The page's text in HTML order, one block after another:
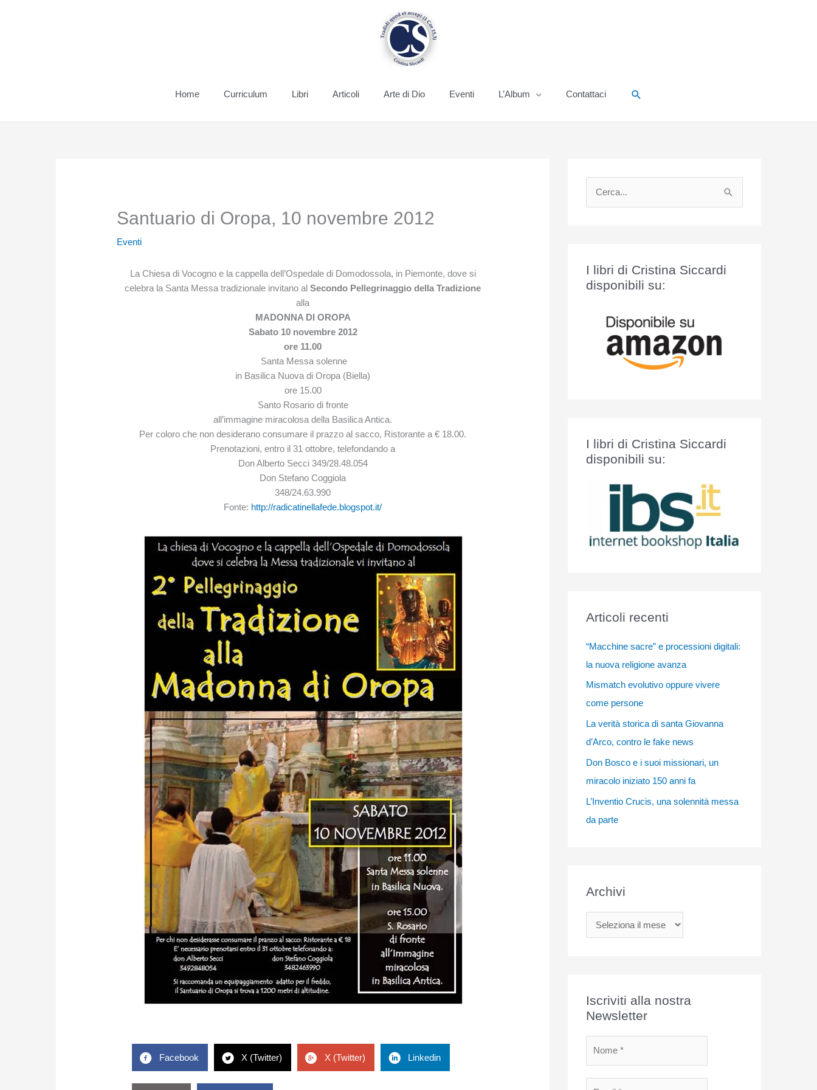
Home Curriculum Libri Articoli Arte di Dio Eventi L’Album Contattaci Cerca
Santuario di Oropa, 10 novembre 2012
Eventi
La Chiesa di Vocogno e la cappella dell’Ospedale di Domodossola, in Piemonte, dove si
celebra la Santa Messa tradizionale invitano al Secondo Pellegrinaggio della Tradizione
alla
MADONNA DI OROPA
Sabato 10 novembre 2012
ore 11.00
Santa Messa solenne
in Basilica Nuova di Oropa (Biella)
ore 15.00
Santo Rosario di fronte
all’immagine miracolosa della Basilica Antica.
Per coloro che non desiderano consumare il prazzo al sacco, Ristorante a € 18.00.
Prenotazioni, entro il 31 ottobre, telefondando a
Don Alberto Secci 349/28.48.054
Don Stefano Coggiola
348/24.63.990
Fonte: http://radicatinellafede.blogspot.it/
Facebook X (Twitter) X (Twitter) Linkedin
:I libri di Cristina Siccardi
disponibili su:
I libri di Cristina Siccardi
disponibili su:
Articoli recenti
“Macchine sacre” e processioni digitali:
la nuova religione avanza
Mismatch evolutivo oppure vivere
come persone
La verità storica di santa Giovanna
d’Arco, contro le fake news
Don Bosco e i suoi missionari, un
miracolo iniziato 150 anni fa
L’Inventio Crucis, una solennità messa
da parte
Archivi
r
v
Iscriviti alla nostra
Newsletter